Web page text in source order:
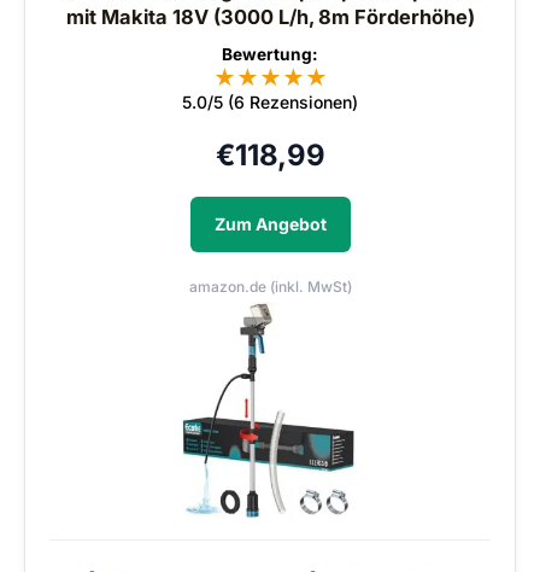
mit Makita 18V (3000 L/h, 8m Förderhöhe)
Bewertung:
★★★★★
5.0/5 (6 Rezensionen)
€118,99
Zum Angebot
amazon.de (inkl. MwSt)